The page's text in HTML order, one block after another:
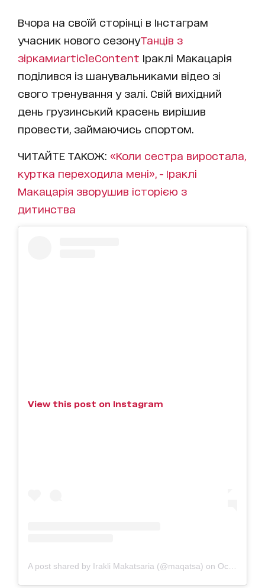
Вчора на своїй сторінці в Інстаграм
учасник нового сезонуТанців з
зіркамиarticleContent Іраклі Макацарія
поділився із шанувальниками відео зі
свого тренування у залі. Свій вихідний
день грузинський красень вирішив
провести, займаючись спортом.
ЧИТАЙТЕ ТАКОЖ: «Коли сестра виростала,
куртка переходила мені», - Іраклі
Макацарія зворушив історією з
дитинства
View this post on Instagram
A post shared by Irakli Makatsaria (@maqatsa) on Oct 15, 2018 at 12:46pm PDT